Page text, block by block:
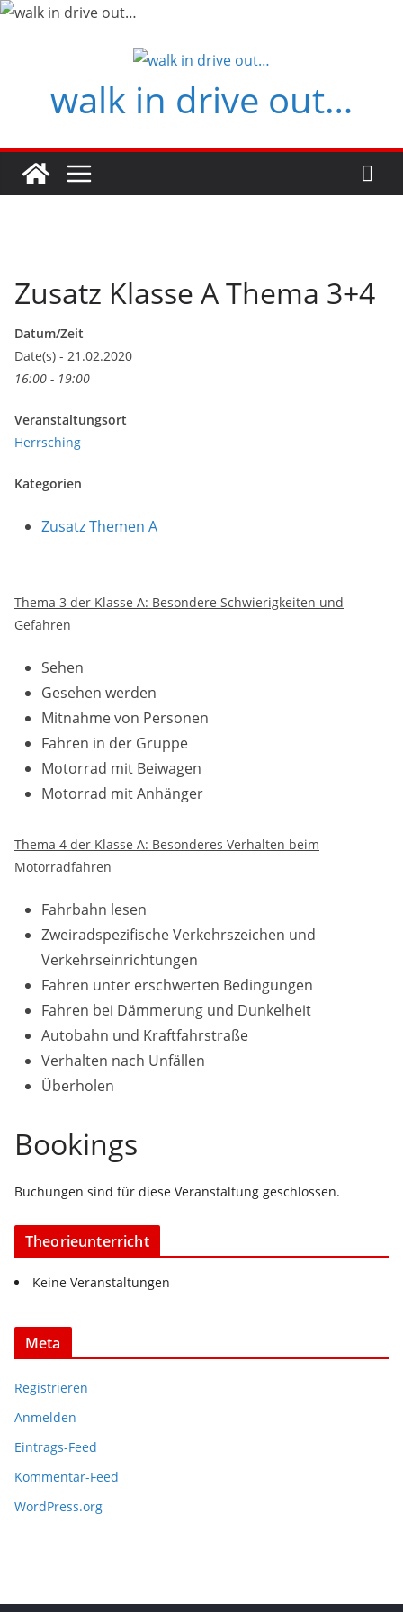
Zum
walk in drive out…
Zusatz Klasse A Thema 3+4
Datum/Zeit
Date(s) - 21.02.2020
16:00 - 19:00
Veranstaltungsort
Herrsching
Kategorien
Zusatz Themen A
Thema 3 der Klasse A: Besondere Schwierigkeiten und
Gefahren
Sehen
Gesehen werden
Mitnahme von Personen
Fahren in der Gruppe
Motorrad mit Beiwagen
Motorrad mit Anhänger
Thema 4 der Klasse A: Besonderes Verhalten beim
Motorradfahren
Fahrbahn lesen
Zweiradspezifische Verkehrszeichen und
Verkehrseinrichtungen
Fahren unter erschwerten Bedingungen
Fahren bei Dämmerung und Dunkelheit
Autobahn und Kraftfahrstraße
Verhalten nach Unfällen
Überholen
Bookings
Buchungen sind für diese Veranstaltung geschlossen.
Theorieunterricht
Keine Veranstaltungen
Meta
Registrieren
Anmelden
Eintrags-Feed
Kommentar-Feed
WordPress.org